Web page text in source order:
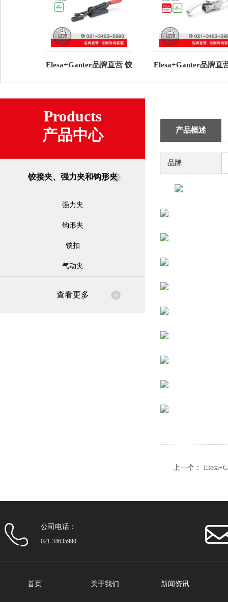
Elesa+Ganter品牌直营 铰
GN 858 锁扣夹具
Elesa+Ganter品牌直
TLI. 钩形夹 钢制
Products
产品中心
铰接夹、强力夹和钩形夹
强力夹
钩形夹
锁扣
气动夹
查看更多
产品概述
品牌
上一个：
公司电话：
021-34635990
首页 关于我们 新闻资讯